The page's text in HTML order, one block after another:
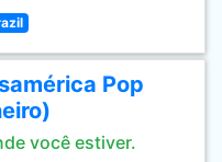
Pop
você estiver.